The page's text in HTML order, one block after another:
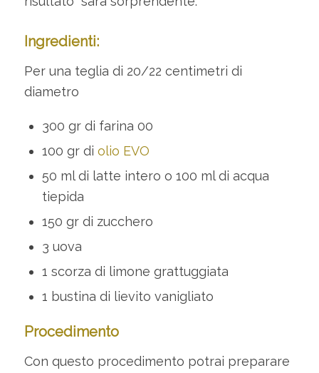
Ingredienti:
Per una teglia di 20/22 centimetri di
diametro
300 gr di farina 00
100 gr di olio EVO
50 ml di latte intero o 100 ml di acqua
tiepida
150 gr di zucchero
3 uova
1 scorza di limone grattuggiata
1 bustina di lievito vanigliato
Procedimento
Con questo procedimento potrai preparare